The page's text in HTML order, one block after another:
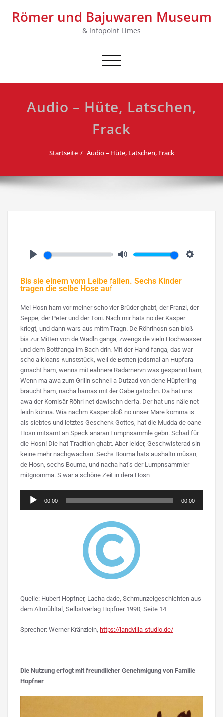
Römer und Bajuwaren Museum
& Infopoint Limes
Schalte Navigation
Audio – Hüte, Latschen,
Frack
Startseite Audio – Hüte, Latschen, Frack
Bis sie einem vom Leibe fallen. Sechs Kinder
tragen die selbe Hose auf
Mei Hosn ham vor meiner scho vier Brüder ghabt, der Franzl, der
Seppe, der Peter und der Toni. Nach mir hats no der Kasper
kriegt, und dann wars aus mitm Tragn. De Röhrlhosn san bloß
bis zur Mitten von de Wadln ganga, zwengs de vieln Hochwasser
und dem Bottfanga im Bach drin. Mit der Hand fanga, das war
scho a kloans Kunststück, weil de Botten jedsmal an Hupfara
gmacht ham, wenns mit eahnere Radarnervn was gespannt ham,
Wenn ma awa zum Grilln schnell a Dutzad von dene Hüpferling
braucht ham, nacha hamas mit der Gabe gstochn. Da hat uns
awa der Komisär Röhrl net dawischn derfa. Der hat uns näle net
leidn könna. Wia nachm Kasper bloß no unser Mare komma is
als siebtes und letztes Geschenk Gottes, hat die Mudda de oane
Hosn mitsamt an Speck anaran Lumpnsammle gebn. Schad für
die Hosn! Die hat Tradition ghabt. Aber leider, Geschwisterad sin
keine mehr nachgwachsn. Sechs Bouma hats aushaltn müssn,
de Hosn, sechs Bouma, und nacha hat’s der Lumpnsammler
mitgnomma. S war a schöne Zeit in dera Hosn
Audio-
Player
00:00 00:00
Quelle: Hubert Hopfner, Lacha dade, Schmunzelgeschichten aus
dem Altmühltal, Selbstverlag Hopfner 1990, Seite 14
Sprecher: Werner Kränzlein, https://landvilla-studio.de/
Die Nutzung erfogt mit freundlicher Genehmigung von Familie
Hopfner